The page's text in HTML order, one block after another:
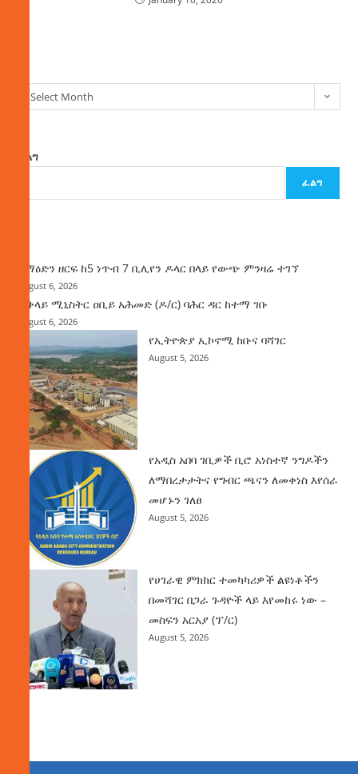
Select Month
ፈልግ
ፈልግ
ከማዕድን ዘርፍ ከ5 ነጥብ 7 ቢሊየን ዶላር በላይ የውጭ ምንዛሬ ተገኘ
August 6, 2026
ጠቅላይ ሚኒስትር ዐቢይ አሕመድ (ዶ/ር) ባሕር ዳር ከተማ ገቡ
August 6, 2026
የኢትዮጵያ ኢኮኖሚ ከቡና ባሻገር
August 5, 2026
የአዲስ አበባ ገቢዎች ቢሮ አነስተኛ ንግዶችን
ለማበረታታትና የግብር ጫናን ለመቀነስ እየሰራ
መሆኑን ገለፀ
August 5, 2026
የሀገራዊ ምክክር ተመካካሪዎች ልዩነቶችን
በመሻገር በጋራ ጉዳዮች ላይ እየመከሩ ነው –
መስፍን አርአያ (ፕ/ር)
August 5, 2026